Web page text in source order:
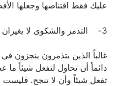
عليك فقط اقتناصها وجعلها
3- التذمر والشكوى لا يغيران شيء:
غالباً الذين يتذمرون ينجزون
دائماً أن تحاول لتفعل شيئاً
تفعل شيئاً وأن لا تنجح. فليست